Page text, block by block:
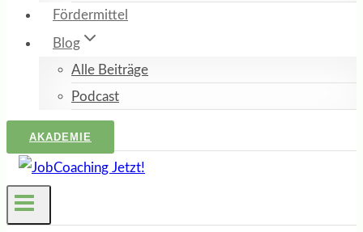
Fördermittel
Blog
Alle Beiträge
Podcast
AKADEMIE